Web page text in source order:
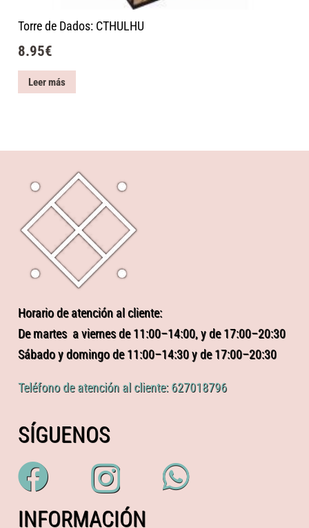
Torre de Dados: CTHULHU
8.95€
Leer más
Horario de atención al cliente:
De martes a viernes de 11:00–14:00, y de 17:00–20:30
Sábado y domingo de 11:00–14:30 y de 17:00–20:30
Teléfono de atención al cliente: 627018796
SÍGUENOS
INFORMACIÓN